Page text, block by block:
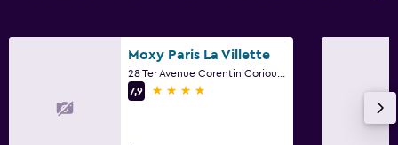
Moxy Paris La Villette
7,9
4 estrellas